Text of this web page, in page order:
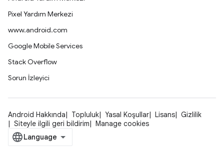
Pixel Yardım Merkezi
www.android.com
Google Mobile Services
Stack Overflow
Sorun İzleyici
Android Hakkında Topluluk Yasal Koşullar Lisans
Gizlilik
Siteyle ilgili geri bildirim
Manage cookies